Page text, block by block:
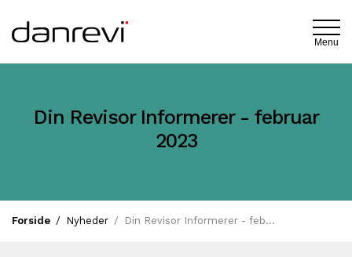
Menu
Din Revisor Informerer - februar
2023
Forside Nyheder Din Revisor Informerer - februar 2023